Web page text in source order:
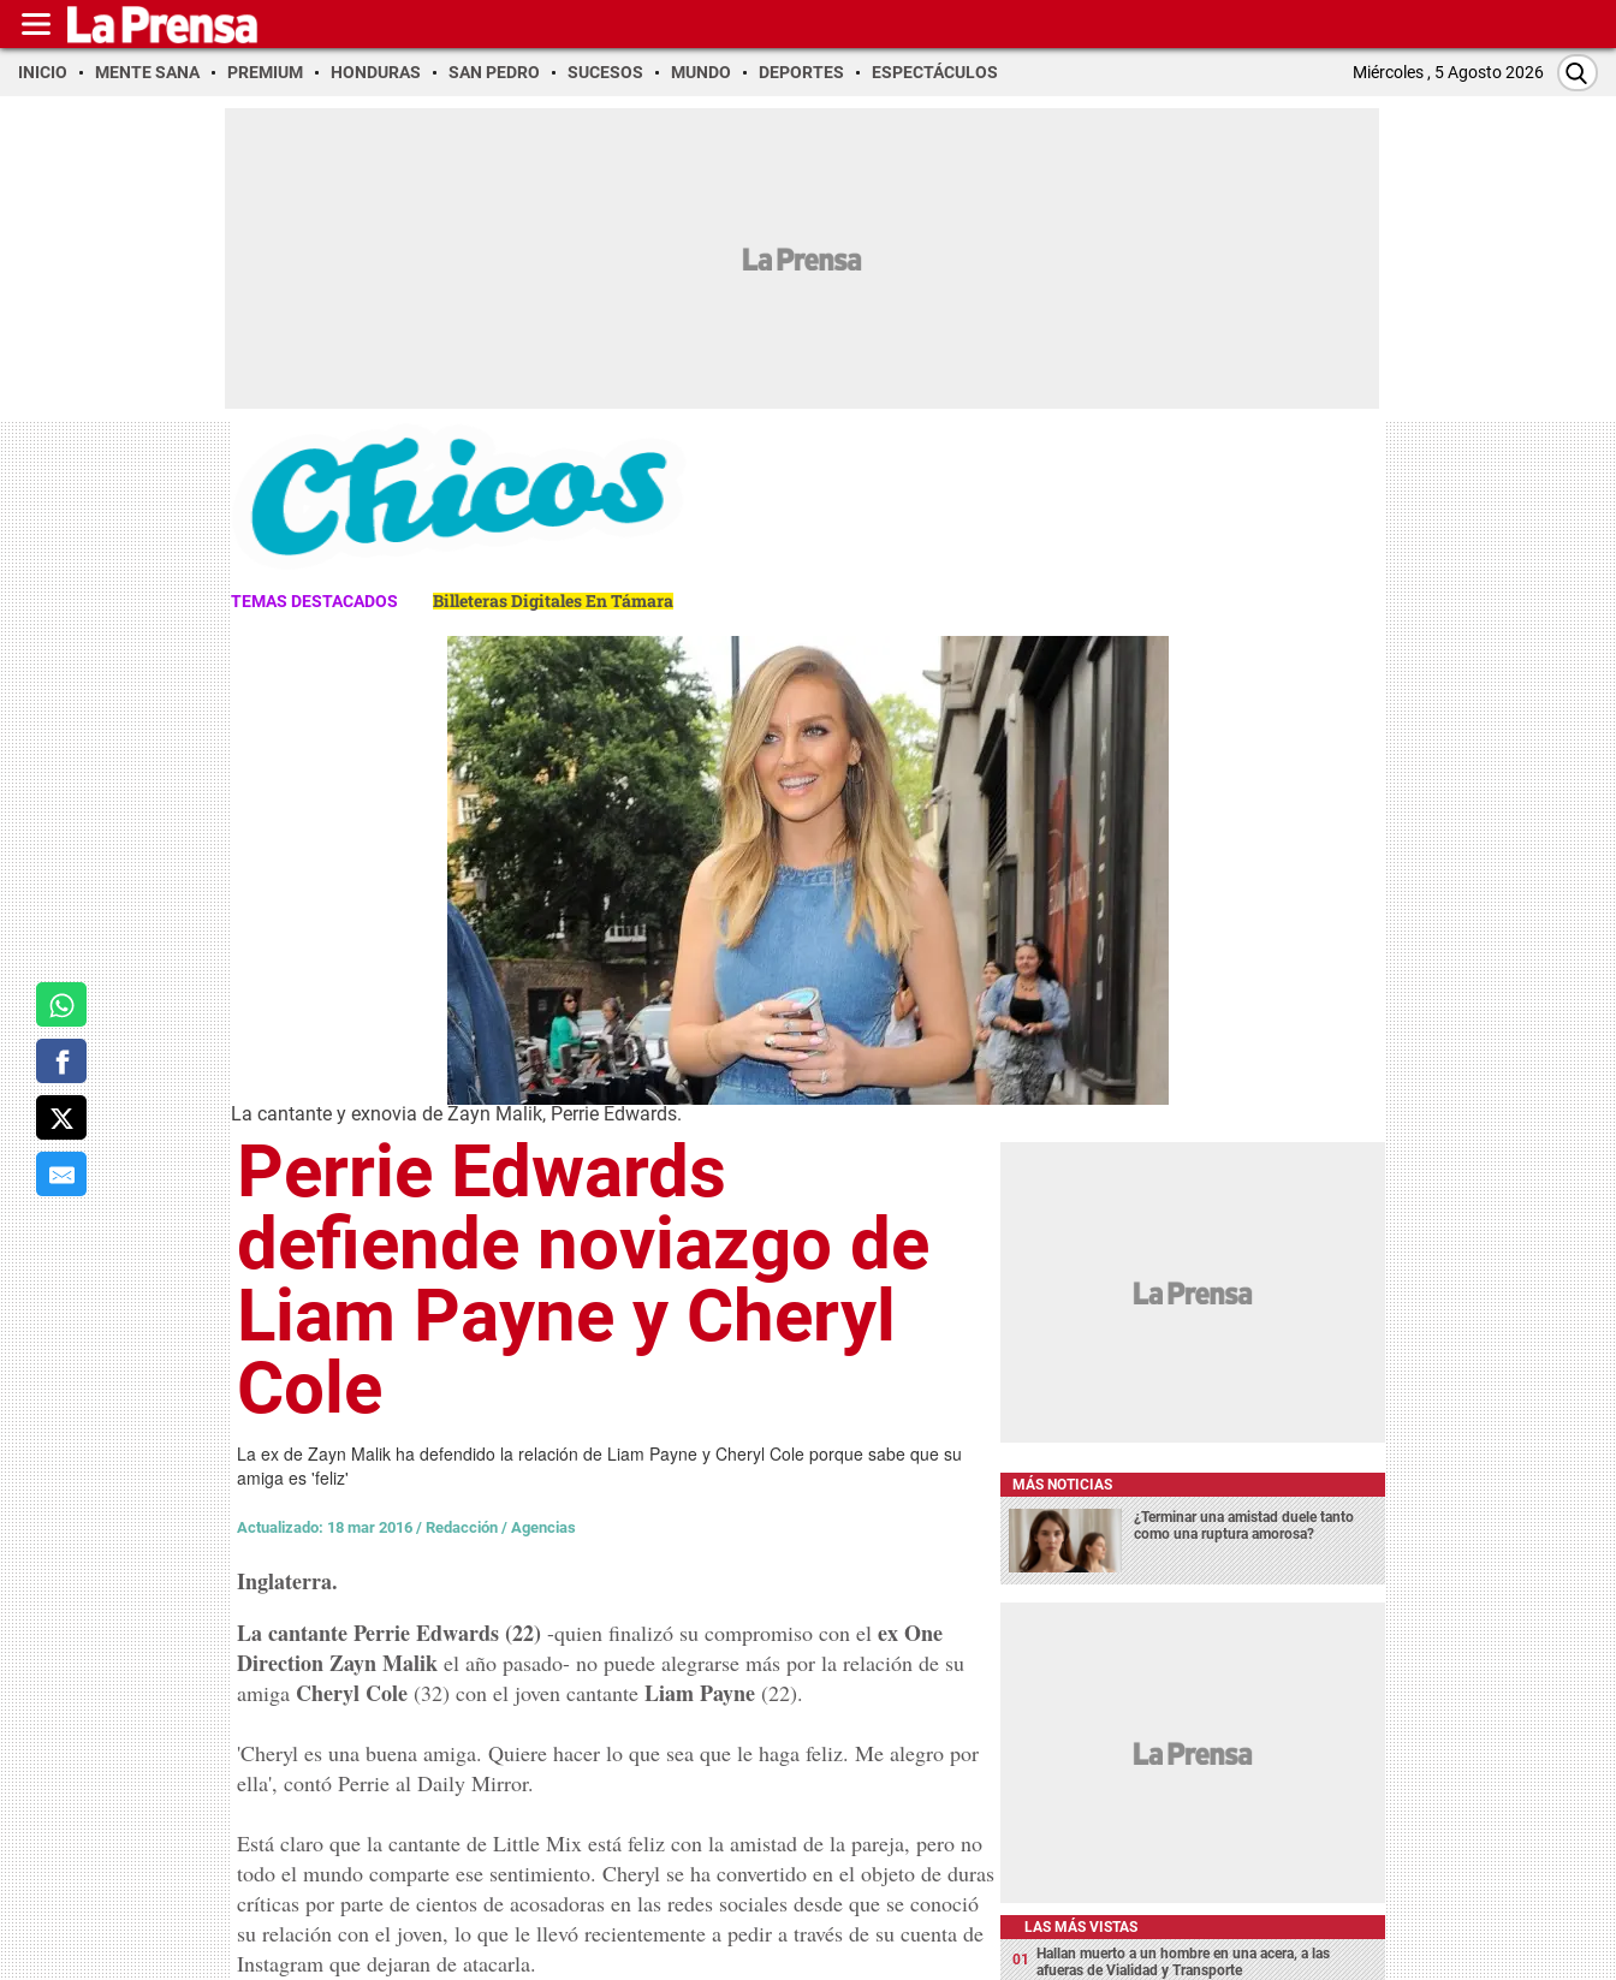
INICIO MENTE SANA PREMIUM HONDURAS SAN PEDRO SUCESOS MUNDO DEPORTES ESPECTÁCULOS Miércoles , 5 Agosto 2026
TEMAS DESTACADOS Billeteras Digitales En Támara
La cantante y exnovia de Zayn Malik, Perrie Edwards.
Perrie Edwards
defiende noviazgo de
Liam Payne y Cheryl
Cole
La ex de Zayn Malik ha defendido la relación de Liam Payne y Cheryl Cole porque sabe que su
amiga es 'feliz'
Actualizado: 18 mar 2016 / Redacción / Agencias
Inglaterra.
La cantante Perrie Edwards (22) -quien finalizó su compromiso con el ex One
Direction Zayn Malik el año pasado- no puede alegrarse más por la relación de su
amiga Cheryl Cole (32) con el joven cantante Liam Payne (22).
'Cheryl es una buena amiga. Quiere hacer lo que sea que le haga feliz. Me alegro por
ella', contó Perrie al Daily Mirror.
Está claro que la cantante de Little Mix está feliz con la amistad de la pareja, pero no
todo el mundo comparte ese sentimiento. Cheryl se ha convertido en el objeto de duras
críticas por parte de cientos de acosadoras en las redes sociales desde que se conoció
su relación con el joven, lo que le llevó recientemente a pedir a través de su cuenta de
Instagram que dejaran de atacarla.
MÁS NOTICIAS
¿Terminar una amistad duele tanto
como una ruptura amorosa?
LAS MÁS VISTAS
Hallan muerto a un hombre en una acera, a las
afueras de Vialidad y Transporte